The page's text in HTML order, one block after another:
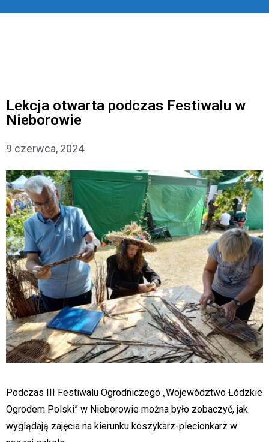
Lekcja otwarta podczas Festiwalu w
Nieborowie
9 czerwca, 2024
Podczas III Festiwalu Ogrodniczego „Województwo Łódzkie
Ogrodem Polski” w Nieborowie można było zobaczyć, jak
wyglądają zajęcia na kierunku koszykarz-plecionkarz w